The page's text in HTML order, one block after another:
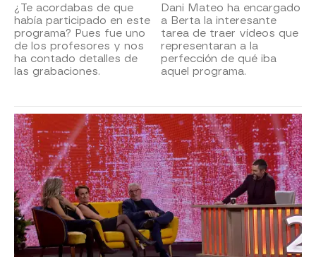
¿Te acordabas de que
había participado en este
programa? Pues fue uno
de los profesores y nos
ha contado detalles de
las grabaciones.
Dani Mateo ha encargado
a Berta la interesante
tarea de traer vídeos que
representaran a la
perfección de qué iba
aquel programa.